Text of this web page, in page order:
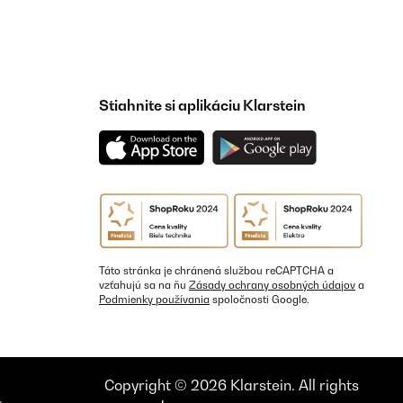
Stiahnite si aplikáciu Klarstein
Táto stránka je chránená službou reCAPTCHA a
vzťahujú sa na ňu Zásady ochrany osobných údajov a
Podmienky používania spoločnosti Google.
Copyright © 2026 Klarstein. All rights